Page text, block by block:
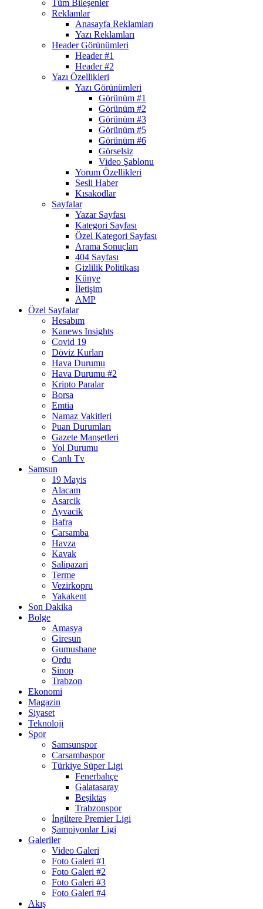
Tüm Bileşenler
Reklamlar
Anasayfa Reklamları
Yazı Reklamları
Header Görünümleri
Header #1
Header #2
Yazı Özellikleri
Yazı Görünümleri
Görünüm #1
Görünüm #2
Görünüm #3
Görünüm #5
Görünüm #6
Görselsiz
Video Şablonu
Yorum Özellikleri
Sesli Haber
Kısakodlar
Sayfalar
Yazar Sayfası
Kategori Sayfası
Özel Kategori Sayfası
Arama Sonuçları
404 Sayfası
Gizlilik Politikası
Künye
İletişim
AMP
Özel Sayfalar
Hesabım
Kanews Insights
Covid 19
Döviz Kurları
Hava Durumu
Hava Durumu #2
Kripto Paralar
Borsa
Emtia
Namaz Vakitleri
Puan Durumları
Gazete Manşetleri
Yol Durumu
Canlı Tv
Samsun
19 Mayis
Alacam
Asarcik
Ayvacik
Bafra
Carsamba
Havza
Kavak
Salipazari
Terme
Vezirkopru
Yakakent
Son Dakika
Bolge
Amasya
Giresun
Gumushane
Ordu
Sinop
Trabzon
Ekonomi
Magazin
Siyaset
Teknoloji
Spor
Samsunspor
Carsambaspor
Türkiye Süper Ligi
Fenerbahçe
Galatasaray
Beşiktaş
Trabzonspor
İngiltere Premier Ligi
Şampiyonlar Ligi
Galeriler
Video Galeri
Foto Galeri #1
Foto Galeri #2
Foto Galeri #3
Foto Galeri #4
Akış